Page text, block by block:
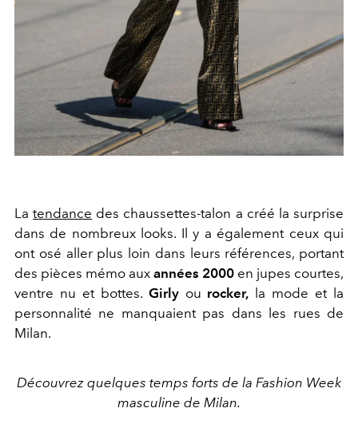
Latendance des chaussettes-talon a créé la surprise
dans de nombreux looks. Il y a également ceux qui
ont osé aller plus loin dans leurs références, portant
des pièces mémo aux années 2000 en jupes courtes,
ventre nu et bottes. Girlyou rocker, la mode et la
personnalité ne manquaient pas dans les rues de
Milan.
Découvrez quelques temps forts de la Fashion Week
masculine de Milan.